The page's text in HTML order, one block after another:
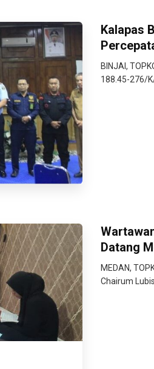
Kalapas
BINJAI,
188.45-276/
Datang
MEDAN,
Chairum